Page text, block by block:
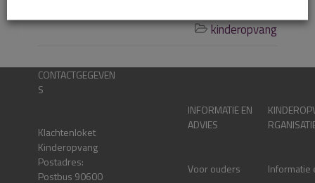
 kinderopvang
CONTACTGEGEVEN
S
Klachtenloket
Kinderopvang
Postadres:
Postbus 90600
INFORMATIE EN
ADVIES
Voor ouders
Informatie